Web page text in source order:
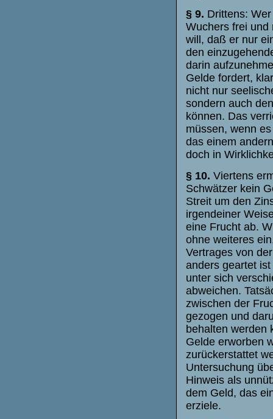
§ 9. Drittens:
Wuchers frei und
will, daß er nur
den
darin
Gelde fordert,
nicht nur
sondern auch
können. Das
müssen, wenn
das einem
doch in
§ 10. Viertens
Schwätzer kein
Streit um den
irgendeiner
eine Frucht ab.
ohne weiteres
Vertrages von
anders geartet
unter sich
abweichen.
zwischen der
gezogen und
behalten werden
Gelde erworben
zurückerstattet
Untersuchung
Hinweis als
dem Geld, das
erziele.